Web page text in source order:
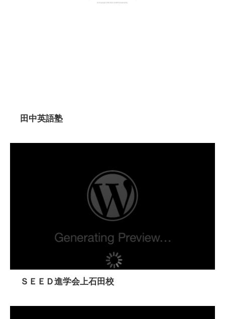
田中英語塾
ＳＥＥＤ進学会上石田校